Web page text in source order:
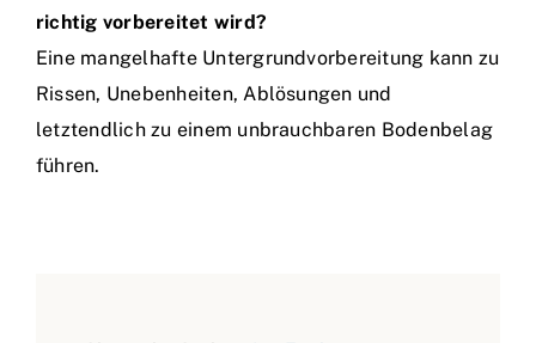
richtig vorbereitet wird?
Eine mangelhafte Untergrundvorbereitung kann zu
Rissen, Unebenheiten, Ablösungen und
letztendlich zu einem unbrauchbaren Bodenbelag
führen.